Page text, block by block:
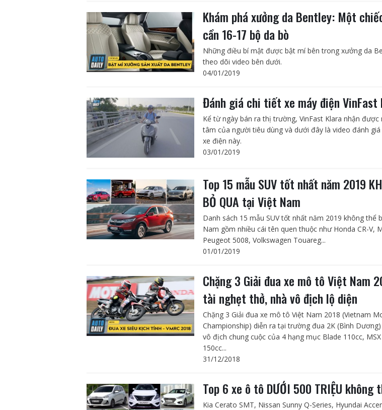
Khám phá xưởng da Bentley: Một
cần 16-17 bộ da bò
Những điều bí mật được bật mí bên trong xưởng da
theo dõi video bên dưới.
04/01/2019
Đánh giá chi tiết xe máy điện VinFast
Kể từ ngày bán ra thị trường, VinFast Klara nhận được
tâm của người tiêu dùng và dưới đây là video đánh
xe điện này.
03/01/2019
Top 15 mẫu SUV tốt nhất năm 2019
BỎ QUA tại Việt Nam
Danh sách 15 mẫu SUV tốt nhất năm 2019 không thể
Nam gồm nhiều cái tên quen thuộc như Honda CR-V,
Peugeot 5008, Volkswagen Touareg...
01/01/2019
Chặng 3 Giải đua xe mô tô Việt Nam
tài nghẹt thở, nhà vô địch lộ diện
Chặng 3 Giải đua xe mô tô Việt Nam 2018 (Vietnam
Championship) diễn ra tại trường đua 2K (Bình
vô địch chung cuộc của 4 hạng mục Blade 110cc,
150cc...
31/12/2018
Top 6 xe ô tô DƯỚI 500 TRIỆU không
Kia Cerato SMT, Nissan Sunny Q-Series, Hyundai